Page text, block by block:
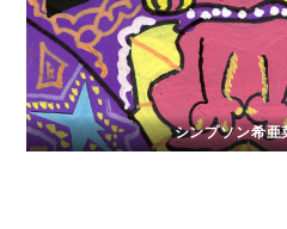
シンプソン希亜